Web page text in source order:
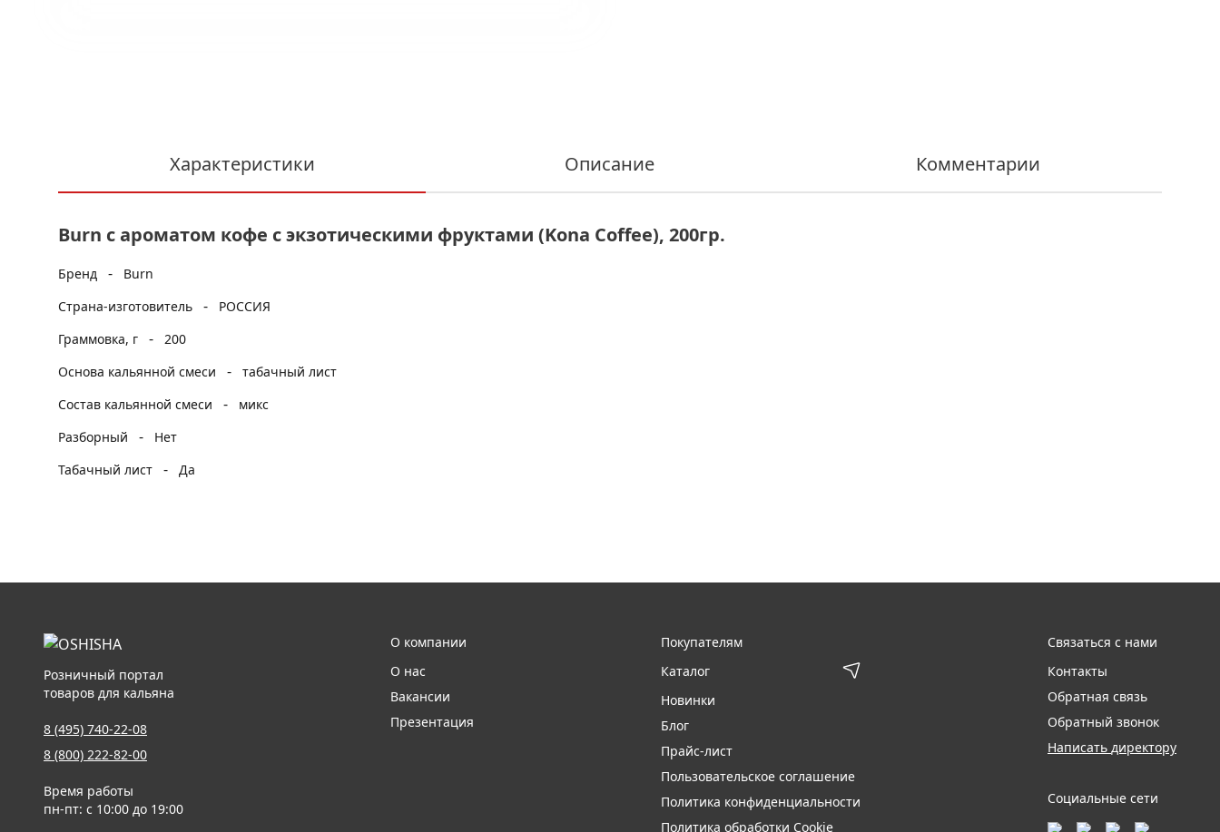
Характеристики Описание Комментарии
Burn с ароматом кофе с экзотическими фруктами (Kona Coffee), 200гр.
Бренд -
Burn
Страна-изготовитель
-
РОССИЯ
Граммовка, г
- 200
Основа кальянной смеси
- табачный лист
Состав кальянной смеси
-
микс
Разборный
-
Нет
Табачный лист
- Да
Розничный портал
товаров для кальяна
8 (495) 740-22-08
8 (800) 222-82-00
Время работы
пн-пт: с 10:00 до 19:00
О компании
О нас
Вакансии
Презентация
Покупателям
Каталог
Новинки
Блог
Прайс-лист
Пользовательское соглашение
Политика конфиденциальности
Политика обработки Cookie
Связаться с нами
Контакты
Обратная связь
Обратный звонок
Написать директору
Социальные сети